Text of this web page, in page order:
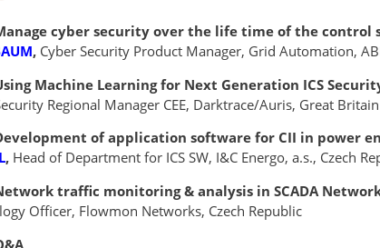
cyber security over the life time of the control
, Cyber Security Product Manager, Grid Automation,
Machine Learning for Next Generation ICS
Regional Manager CEE, Darktrace/Auris, Great Britain
of application software for CII in power
, Head of Department for ICS SW, I&C Energo, a.s., Czech
traffic monitoring & analysis in SCADA
Officer, Flowmon Networks, Czech Republic